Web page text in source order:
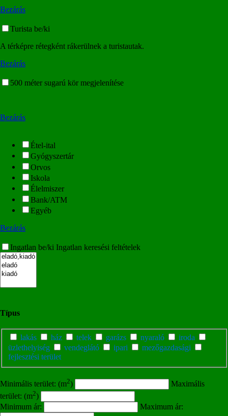
Bezárás
Turista be/ki
A térképre rétegként rákerülnek a turistautak.
Bezárás
500 méter sugarú kör megjelenítése
Bezárás
Étel-ital
Gyógyszertár
Orvos
Iskola
Élelmiszer
Bank/ATM
Egyéb
Bezárás
Ingatlan be/ki Ingatlan keresési feltételek
Típus
lakás ház telek garázs nyaraló
iroda
üzlethelyiség
vendeglátó ipari
mezőgazdasági
fejlesztési terület
Minimális terület: (m2)
Maximális
terület: (m2)
Minimum ár:
Maximum ár: